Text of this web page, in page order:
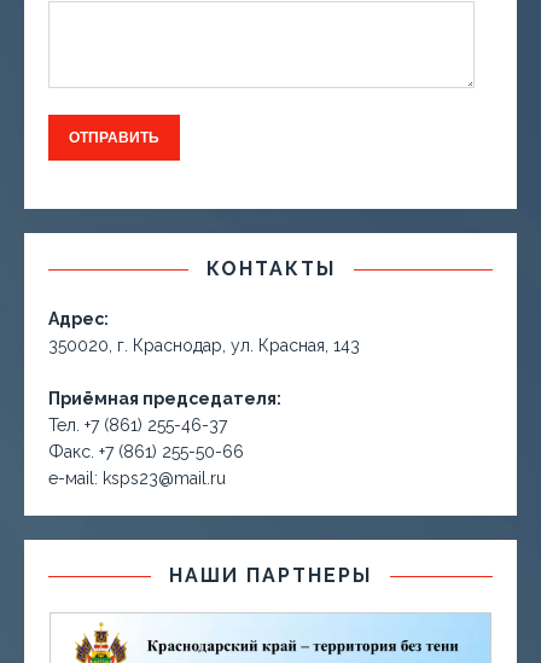
КОНТАКТЫ
Адрес:
350020, г. Краснодар, ул. Красная, 143
Приёмная председателя:
Тел. +7 (861) 255-46-37
Факс. +7 (861) 255-50-66
е-маil: ksps23@mail.ru
НАШИ ПАРТНЕРЫ